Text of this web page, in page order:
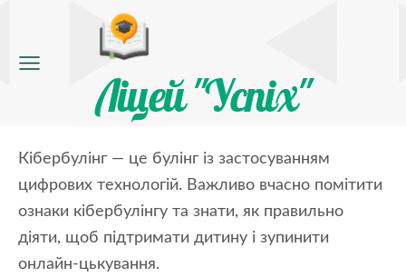
Ліцей "Успіх"
Кібербулінг — це булінг із застосуванням
цифрових технологій. Важливо вчасно помітити
ознаки кібербулінгу та знати, як правильно
діяти, щоб підтримати дитину і зупинити
онлайн-цькування.